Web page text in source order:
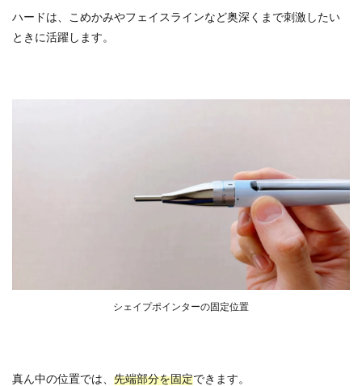
ハードは、こめかみやフェイスラインなど奥深くまで刺激したい
ときに活躍します。
シェイプポインターの固定位置
真ん中の位置では、 先端部分を固定できます。